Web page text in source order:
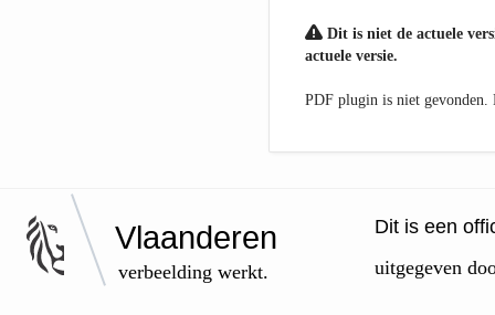
Dit is niet de actuele
actuele versie.
PDF plugin is niet gevonden.
Vlaanderen
verbeelding werkt.
Dit is een
uitgegeven